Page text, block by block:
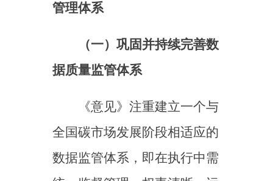
的全国碳市场管理系统的建设
确保各项工作有效衔接和顺利
推进，形成全方位、全要素的
全国碳排放权交易市场数据质
量管理框架，同时保障数据安
放权交易市场各参与主体的责